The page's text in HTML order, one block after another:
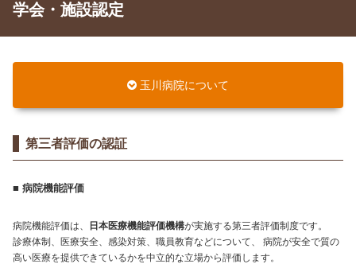
学会・施設認定
玉川病院について
第三者評価の認証
■ 病院機能評価
病院機能評価は、 日本医療機能評価機構が実施する第三者評価制度です。
診療体制、医療安全、感染対策、職員教育などについて、 病院が安全で質の
高い医療を提供できているかを中立的な立場から評価します。